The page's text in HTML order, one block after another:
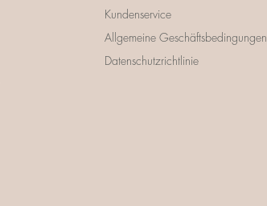
Kundenservice
Allgemeine Geschäftsbedingungen
Datenschutzrichtlinie